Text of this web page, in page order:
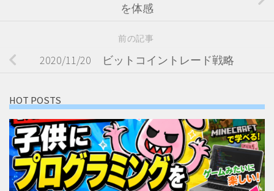
を体感
前の記事
2020/11/20 ビットコイントレード戦略
HOT POSTS